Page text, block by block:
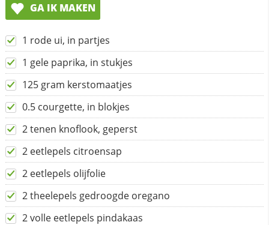
GA IK MAKEN
1 rode ui, in partjes
1 gele paprika, in stukjes
125 gram kerstomaatjes
0.5 courgette, in blokjes
2 tenen knoflook, geperst
2 eetlepels citroensap
2 eetlepels olijfolie
2 theelepels gedroogde oregano
2 volle eetlepels pindakaas